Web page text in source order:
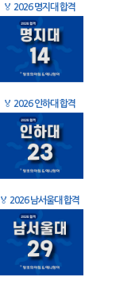
🏅 2026 명지대 합격
🏅 2026 인하대 합격
🏅 2026 남서울대 합격